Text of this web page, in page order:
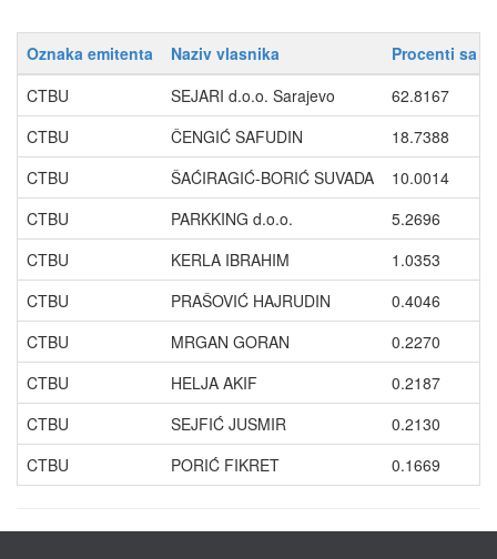
Oznaka emitenta Naziv vlasnika
Procenti sa
CTBU
SEJARI d.o.o. Sarajevo
62.8167
CTBU
ČENGIĆ SAFUDIN
18.7388
CTBU
ŠAĆIRAGIĆ-BORIĆ SUVADA
10.0014
CTBU
PARKKING d.o.o.
5.2696
CTBU
KERLA IBRAHIM
1.0353
CTBU
PRAŠOVIĆ HAJRUDIN
0.4046
CTBU
MRGAN GORAN
0.2270
CTBU
HELJA AKIF
0.2187
CTBU
SEJFIĆ JUSMIR
0.2130
CTBU
PORIĆ FIKRET 0.1669